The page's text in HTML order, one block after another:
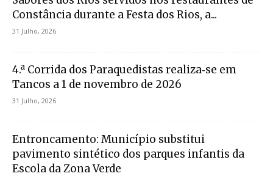
Constância durante a Festa dos Rios, a...
31 Julho, 2026
4.ª Corrida dos Paraquedistas realiza‑se em
Tancos a 1 de novembro de 2026
31 Julho, 2026
Entroncamento: Município substitui
pavimento sintético dos parques infantis da
Escola da Zona Verde